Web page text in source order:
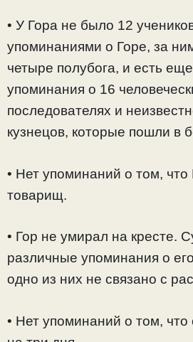
• У Гора не было 12
упоминаниями о Горе, за
четыре полубога, и есть
упоминания о 16
последователях и
кузнецов, которые пошли в
• Нет упоминаний о том, что
товарищ.
• Гор не умирал на кресте.
различные упоминания о
одно из них не связано с
• Нет упоминаний о том,